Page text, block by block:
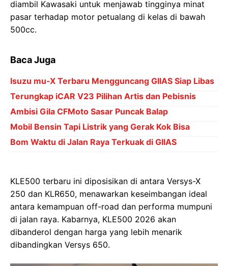
diambil Kawasaki untuk menjawab tingginya minat
pasar terhadap motor petualang di kelas di bawah
500cc.
Baca Juga
Isuzu mu-X Terbaru Mengguncang GIIAS Siap Libas
Terungkap iCAR V23 Pilihan Artis dan Pebisnis
Ambisi Gila CFMoto Sasar Puncak Balap
Mobil Bensin Tapi Listrik yang Gerak Kok Bisa
Bom Waktu di Jalan Raya Terkuak di GIIAS
KLE500 terbaru ini diposisikan di antara Versys-X
250 dan KLR650, menawarkan keseimbangan ideal
antara kemampuan off-road dan performa mumpuni
di jalan raya. Kabarnya, KLE500 2026 akan
dibanderol dengan harga yang lebih menarik
dibandingkan Versys 650.